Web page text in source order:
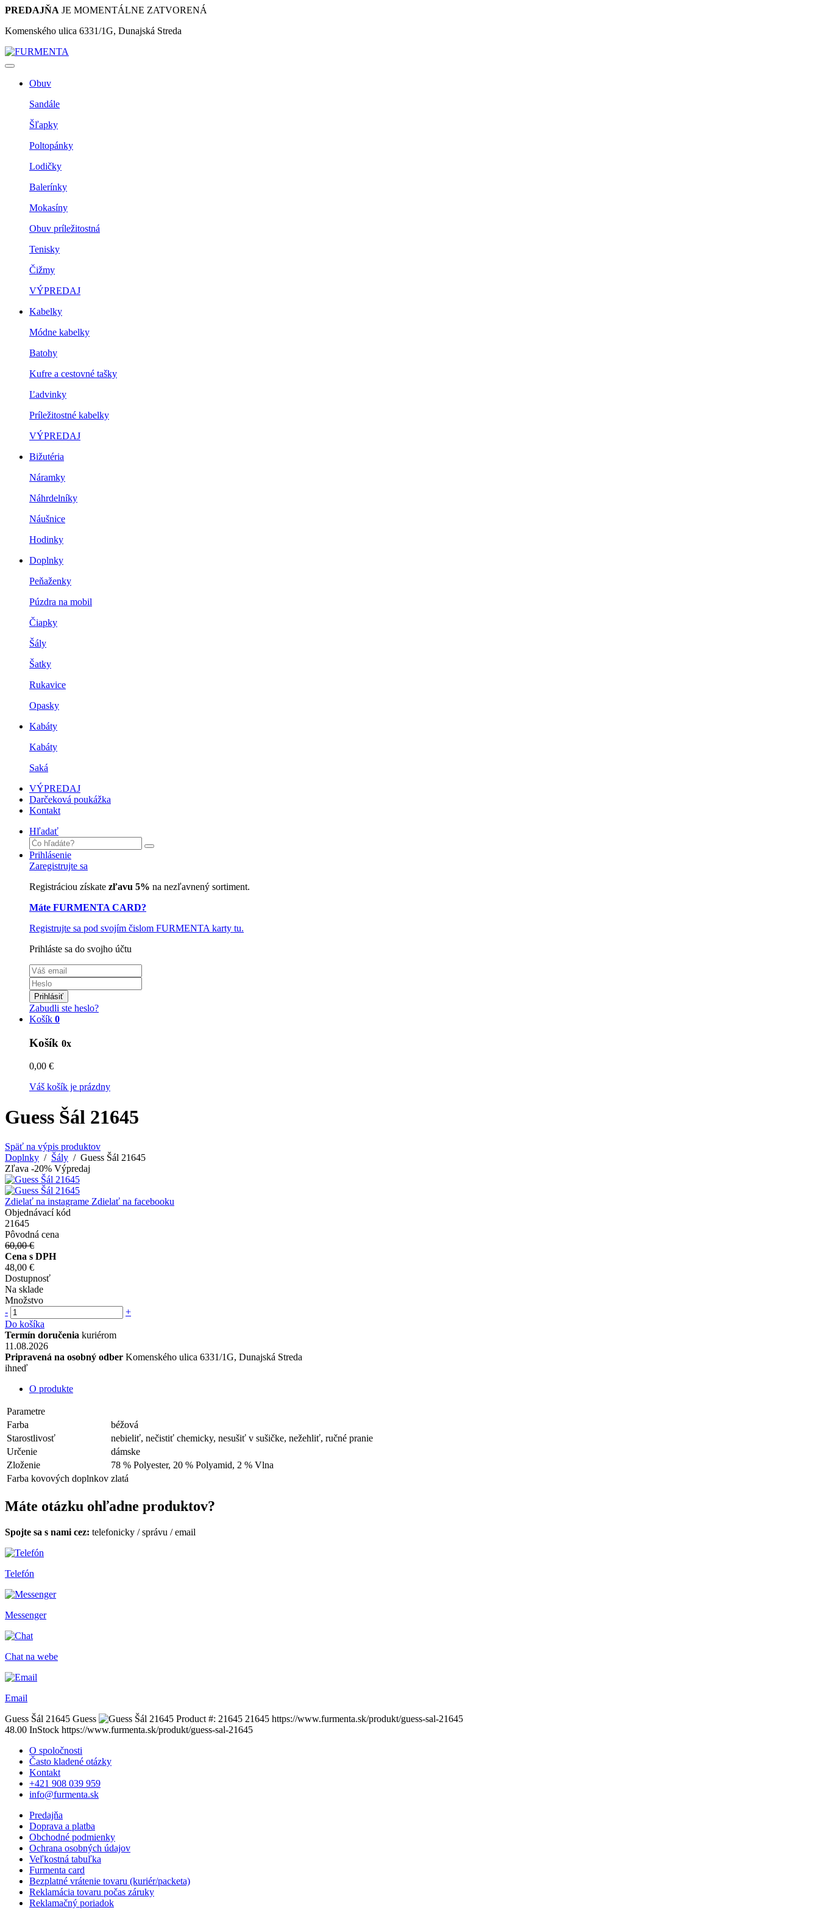
PREDAJŇA JE MOMENTÁLNE ZATVORENÁ
Komenského ulica 6331/1G, Dunajská Streda
Obuv
Sandále
Šľapky
Poltopánky
Lodičky
Balerínky
Mokasíny
Obuv príležitostná
Tenisky
Čižmy
VÝPREDAJ
Kabelky
Módne kabelky
Batohy
Kufre a cestovné tašky
Ľadvinky
Príležitostné kabelky
VÝPREDAJ
Bižutéria
Náramky
Náhrdelníky
Náušnice
Hodinky
Doplnky
Peňaženky
Púzdra na mobil
Čiapky
Šály
Šatky
Rukavice
Opasky
Kabáty
Kabáty
Saká
VÝPREDAJ
Darčeková poukážka
Kontakt
Hľadať
Prihlásenie
Zaregistrujte sa
Registráciou získate zľavu 5% na nezľavnený sortiment.
Máte FURMENTA CARD?
Registrujte sa pod svojím čislom FURMENTA karty tu.
Prihláste sa do svojho účtu
Prihlásiť
Zabudli ste heslo?
Košík 0
Košík 0x
0,00 €
Váš košík je prázdny
Guess Šál 21645
Späť na výpis produktov
Doplnky / Šály / Guess Šál 21645
Zľava -20% Výpredaj
Zdielať na instagrame Zdielať na facebooku
Objednávací kód
21645
Pôvodná cena
60,00 €
Cena s DPH
48,00 €
Dostupnosť
Na sklade
Množstvo
-
+
Do košíka
Termín doručenia kuriérom
11.08.2026
Pripravená na osobný odber Komenského ulica 6331/1G, Dunajská Streda
ihneď
O produkte
Parametre
Farba
béžová
Starostlivosť
nebieliť, nečistiť chemicky, nesušiť v sušičke, nežehliť, ručné pranie
Určenie
dámske
Zloženie
78 % Polyester, 20 % Polyamid, 2 % Vlna
Farba kovových doplnkov zlatá
Máte otázku ohľadne produktov?
Spojte sa s nami cez: telefonicky /správu /email
Telefón
Messenger
Chat na webe
Email
Guess Šál 21645 Guess Product #: 21645 21645 https://www.furmenta.sk/produkt/guess-sal-21645
48.00 InStock https://www.furmenta.sk/produkt/guess-sal-21645
O spoločnosti
Často kladené otázky
Kontakt
+421 908 039 959
info@furmenta.sk
Predajňa
Doprava a platba
Obchodné podmienky
Ochrana osobných údajov
Veľkostná tabuľka
Furmenta card
Bezplatné vrátenie tovaru (kuriér/packeta)
Reklamácia tovaru počas záruky
Reklamačný poriadok